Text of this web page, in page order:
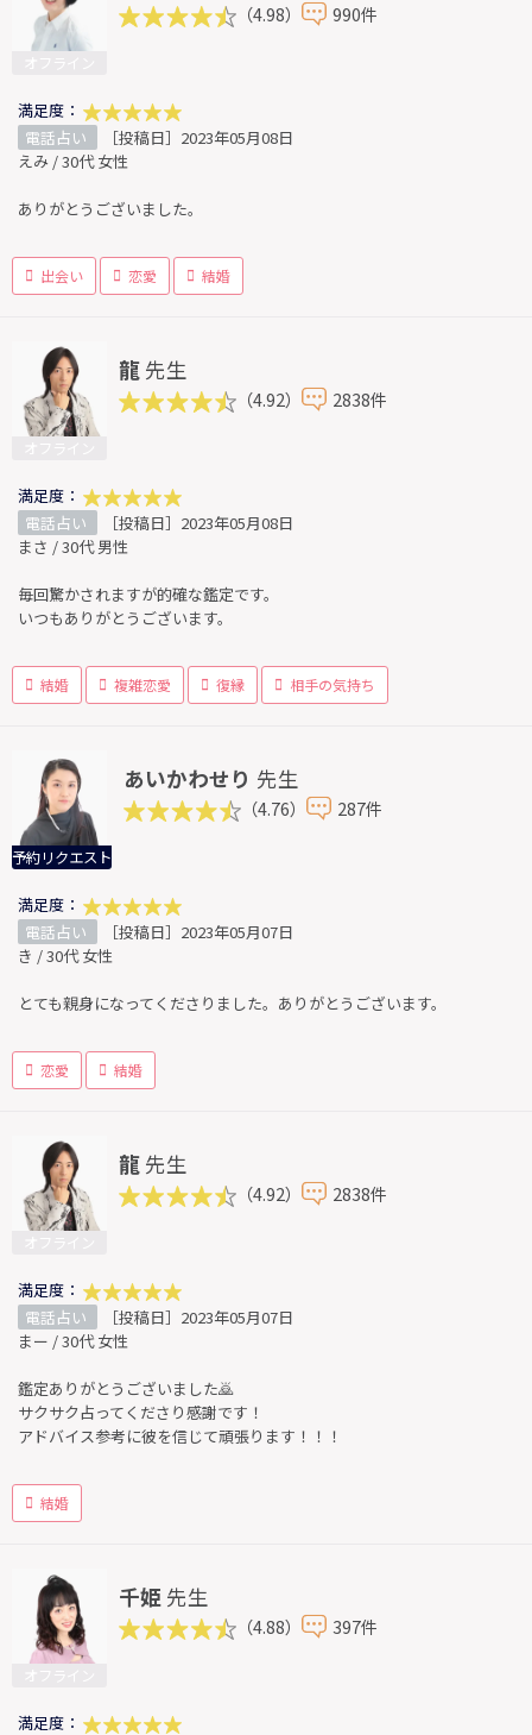
（4.98） 990件
満足度：
電話占い
［投稿日］2023年05月08日
えみ / 30代 女性
ありがとうございました。
出会い 恋愛 結婚
龍 先生
（4.92） 2838件
満足度：
電話占い
［投稿日］2023年05月08日
まさ / 30代 男性
毎回驚かされますが的確な鑑定です。
いつもありがとうございます。
結婚 複雑恋愛 復縁 相手の気持ち
予約リクエスト
あいかわせり 先生
（4.76） 287件
満足度：
電話占い
［投稿日］2023年05月07日
き / 30代 女性
とても親身になってくださりました。ありがとうございます。
恋愛 結婚
龍 先生
（4.92） 2838件
満足度：
電話占い
［投稿日］2023年05月07日
まー / 30代 女性
鑑定ありがとうございました🙇
サクサク占ってくださり感謝です！
アドバイス参考に彼を信じて頑張ります！！！
結婚
千姫 先生
（4.88） 397件
満足度：